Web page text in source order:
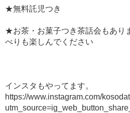
★無料託児つき
★お茶・お菓子つき茶話会もあ
べりも楽しんでください
インスタもやってます。
https://www.instagram.com/